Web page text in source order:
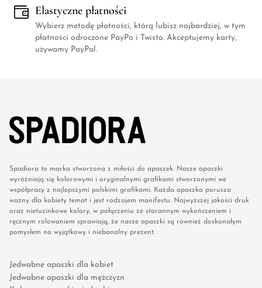
Elastyczne płatności
Wybierz metodę płatności, którą lubisz najbardziej, w tym
płatności odroczone PayPo i Twisto. Akceptujemy karty,
używamy PayPal.
Spadiora to marka stworzona z miłości do apaszek. Nasze apaszki
wyróżniają się kolorowymi i oryginalnymi grafikami stworzonymi we
współpracy z najlepszymi polskimi grafikami. Każda apaszka porusza
ważny dla kobiety temat i jest rodzajem manifestu. Najwyższej jakości druk
oraz nietuzinkowe kolory, w połączeniu ze starannym wykończeniem i
ręcznym rolowaniem sprawiają, że nasze apaszki są również doskonałym
pomysłem na wyjątkowy i niebanalny prezent.
Jedwabne apaszki dla kobiet
Jedwabne apaszki dla mężczyzn